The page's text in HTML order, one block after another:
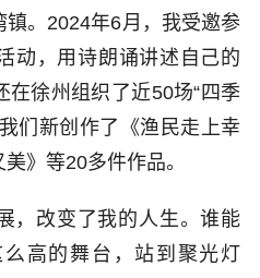
。2024年6月，我受邀参
动，用诗朗诵讲述自己的
徐州组织了近50场“四季
们新创作了《渔民走上幸
》等20多件作品。
改变了我的人生。谁能
高的舞台，站到聚光灯